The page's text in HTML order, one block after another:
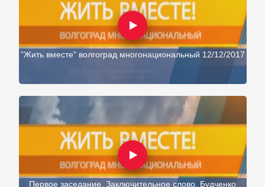
"Жить вместе" волгоград многонациональный 12/12/2017
Первое заседание. Заключительное слово. Будченко